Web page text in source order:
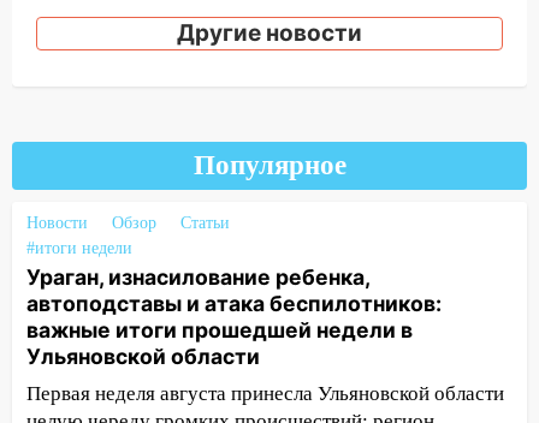
08:11
На Ульяновск снова надвигается
непогода
заливать «старое» топливо в
современные автомобили
06:30
Какая погода будет в Ульяновской
области днем 9 августа
05:05 День, когда всё может
измениться: гороскоп на 9 августа —
три знака получат шанс, который нельзя
упустить
08.08.2026
Другие новости
Популярное
Новости Обзор
Статьи
#итоги недели
Ураган, изнасилование ребенка,
автоподставы и атака беспилотников:
важные итоги прошедшей недели в
Ульяновской области
Первая неделя августа принесла Ульяновской области